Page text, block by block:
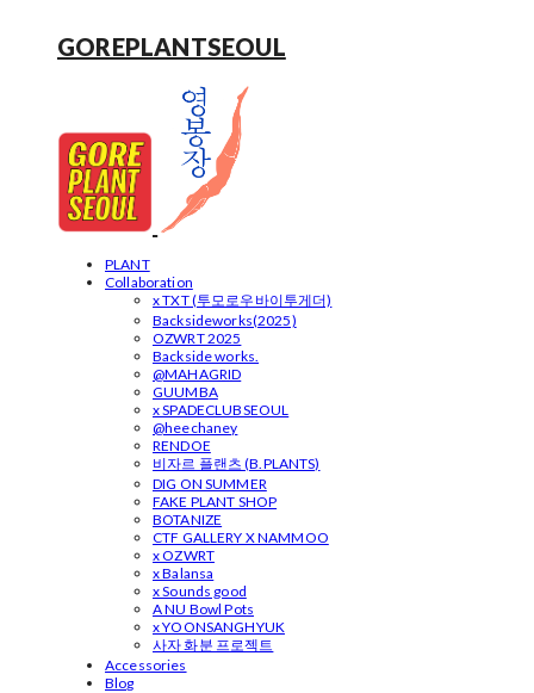
GOREPLANTSEOUL
PLANT
Collaboration
x TXT (투모로우바이투게더)
Backsideworks(2025)
OZWRT 2025
Backside works.
@MAHAGRID
GUUMBA
x SPADECLUBSEOUL
@heechaney
RENDOE
비자르 플랜츠 (B.PLANTS)
DIG ON SUMMER
FAKE PLANT SHOP
BOTANIZE
CTF GALLERY X NAMMOO
x OZWRT
x Balansa
x Sounds good
A NU Bowl Pots
x YOONSANGHYUK
사자 화분 프로젝트
Accessories
Blog